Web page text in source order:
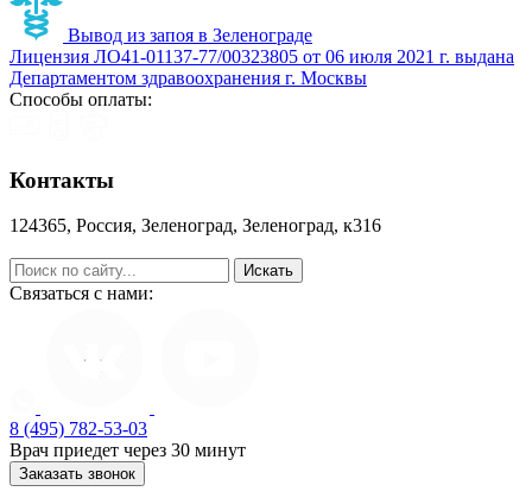
Вывод из запоя в Зеленограде
Лицензия ЛО41-01137-77/00323805 от 06 июля 2021 г. выдана
Департаментом здравоохранения г. Москвы
Способы оплаты:
Контакты
124365, Россия, Зеленоград, Зеленоград, к316
Связаться с нами:
8 (495) 782-53-03
Врач приедет через 30 минут
Заказать звонок